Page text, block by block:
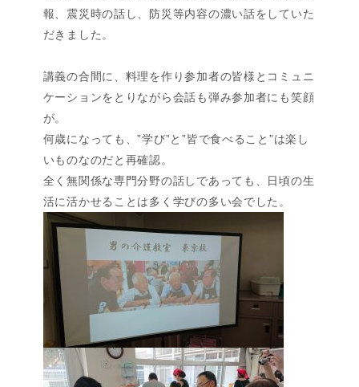
報、震災時の話し、防災等内容の濃い話をしていた
だきました。
講義の合間に、料理を作り参加者の皆様とコミュニ
ケーションをとりながら会話も弾み参加者にも笑顔
が。
何歳になっても、”学び”と”皆で食べること”は楽し
いものなのだと再確認。
全く無関係な専門分野の話しであっても、日頃の生
活に活かせることは多く学びの多い会でした。